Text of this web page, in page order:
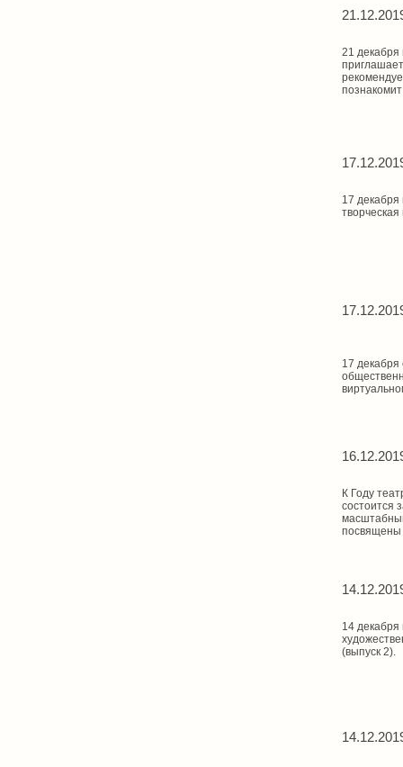
21 декабря
17 декабря
17
К Году
состоится
посвящены
14 декабря
(выпуск 2).